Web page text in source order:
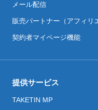
メール配信
販売パートナー（アフィリ
契約者マイページ機能
提供サービス
TAKETIN MP